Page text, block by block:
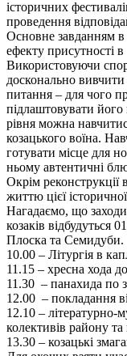
історичних
проведення
Основне завданням в
ефекту присутності в
Використовуючи
досконально вивчити
питання – для чого
підлаштовувати
рівня можна
козацького воїна.
готувати місце для
ньому автентичні
Окрім реконструкції
життю цієї
Нагадаємо, що
козаків відбудуться
Плоска та Семидуби.
10.00 – Літургія в
11.15 – хресна хода
11.30 – панахида по
12.00 – покладання
12.10 – літературно-
колективів району
13.30 – козацькі